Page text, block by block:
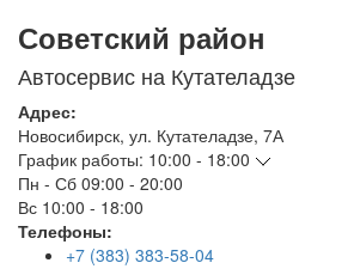
Советский район
Автосервис на Кутателадзе
Адрес:
Новосибирск, ул. Кутателадзе, 7А
График работы: 10:00 - 18:00
Пн - Сб 09:00 - 20:00
Вс 10:00 - 18:00
Телефоны:
+7 (383) 383-58-04